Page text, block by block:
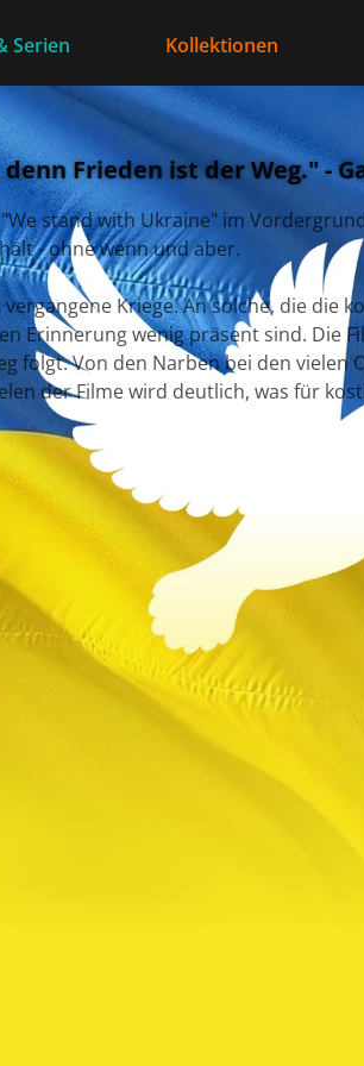
Serien Kollektionen
Frieden ist der Weg." -
stand with Ukraine" im
- ohne wenn und aber.
Kriege. An solche, die die
Erinnerung wenig präsent sind. Die
folgt. Von den Narben bei den vielen
der Filme wird deutlich, was für